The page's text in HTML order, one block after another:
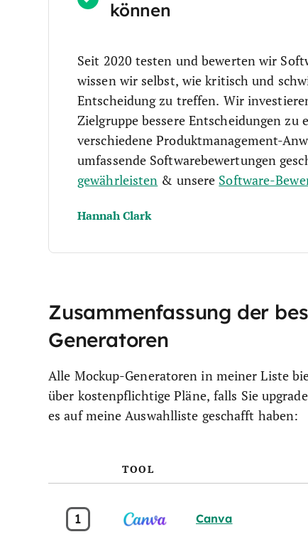
können
Seit 2020 testen und bewerten wir
wissen wir selbst, wie kritisch und
Entscheidung zu treffen. Wir
Zielgruppe bessere Entscheidungen
verschiedene Produktmanagement-
umfassende Softwarebewertungen
gewährleisten & unsere Software-
Hannah Clark
Zusammenfassung der
Generatoren
Alle Mockup-Generatoren in meiner Liste
über kostenpflichtige Pläne, falls Sie
es auf meine Auswahlliste geschafft haben:
TOOL
1 Canva